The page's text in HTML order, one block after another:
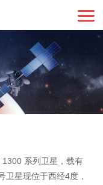
系列卫星，载有
卫星现位于西经4度，